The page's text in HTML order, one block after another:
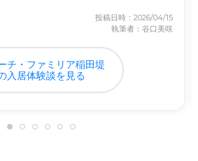
投稿日時：2026/04/15
執筆者：谷口美咲
チ・ファミリア稲田堤
入居体験談を見る